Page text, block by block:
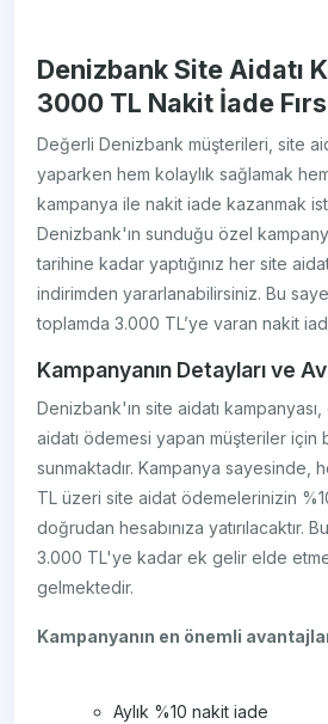
Denizbank Site Aidatı
3000 TL Nakit İade
Değerli Denizbank müşterileri, site
yaparken hem kolaylık sağlamak
kampanya ile nakit iade kazanmak
Denizbank'ın sunduğu özel
tarihine kadar yaptığınız her site
indirimden yararlanabilirsiniz. Bu
toplamda 3.000 TL’ye varan nakit iade
Kampanyanın Detayları ve
Denizbank'ın site aidatı
aidatı ödemesi yapan müşteriler için
sunmaktadır. Kampanya sayesinde,
TL üzeri site aidat ödemelerinizin
doğrudan hesabınıza yatırılacaktır.
3.000 TL'ye kadar ek gelir elde
gelmektedir.
Kampanyanın en önemli
Aylık %10 nakit iade